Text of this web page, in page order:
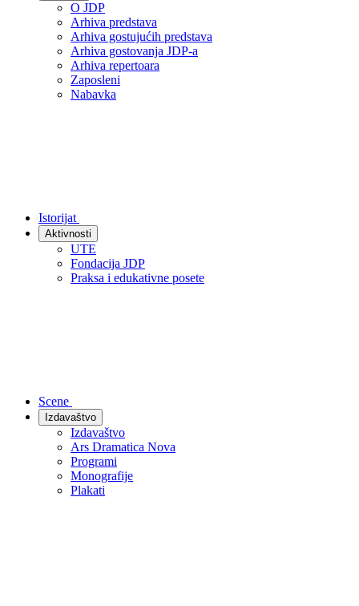
O JDP
Arhiva predstava
Arhiva gostujućih predstava
Arhiva gostovanja JDP-a
Arhiva repertoara
Zaposleni
Nabavka
Istorijat
Aktivnosti
UTE
Fondacija JDP
Praksa i edukativne posete
Scene
Izdavaštvo
Izdavaštvo
Ars Dramatica Nova
Programi
Monografije
Plakati